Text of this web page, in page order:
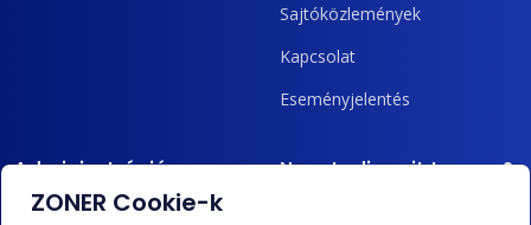
Sajtóközlemények
Kapcsolat
Eseményjelentés
Adminisztráció Nem tudja mit tegyen?
ZONER Cookie-k